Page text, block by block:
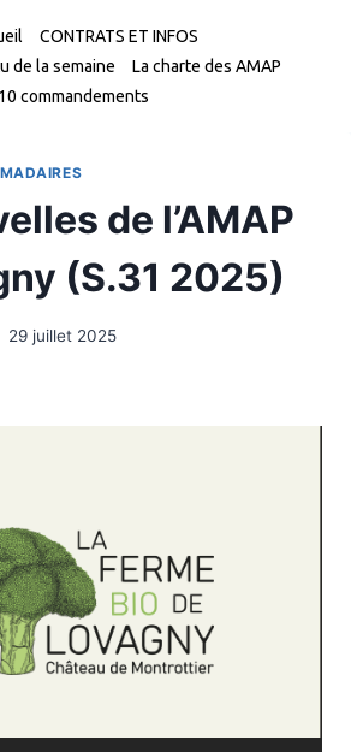
CONTRATS ET INFOS
de la semaine
La charte des AMAP
commandements
de l’AMAP
(S.31 2025)
29 juillet 2025